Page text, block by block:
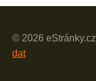
© 2026 eStránky.cz
dat